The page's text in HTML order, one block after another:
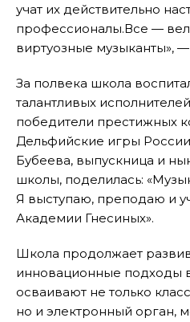
учат их действительно
профессионалы.Все —
виртуозные музыканты»,
За полвека школа
талантливых
победители престижных
Дельфийские игры
Бубеева, выпускница и
школы, поделилась:
Я выступаю, преподаю и
Академии Гнесиных».
Школа продолжает
инновационные подходы
осваивают не только
но и электронный орган,